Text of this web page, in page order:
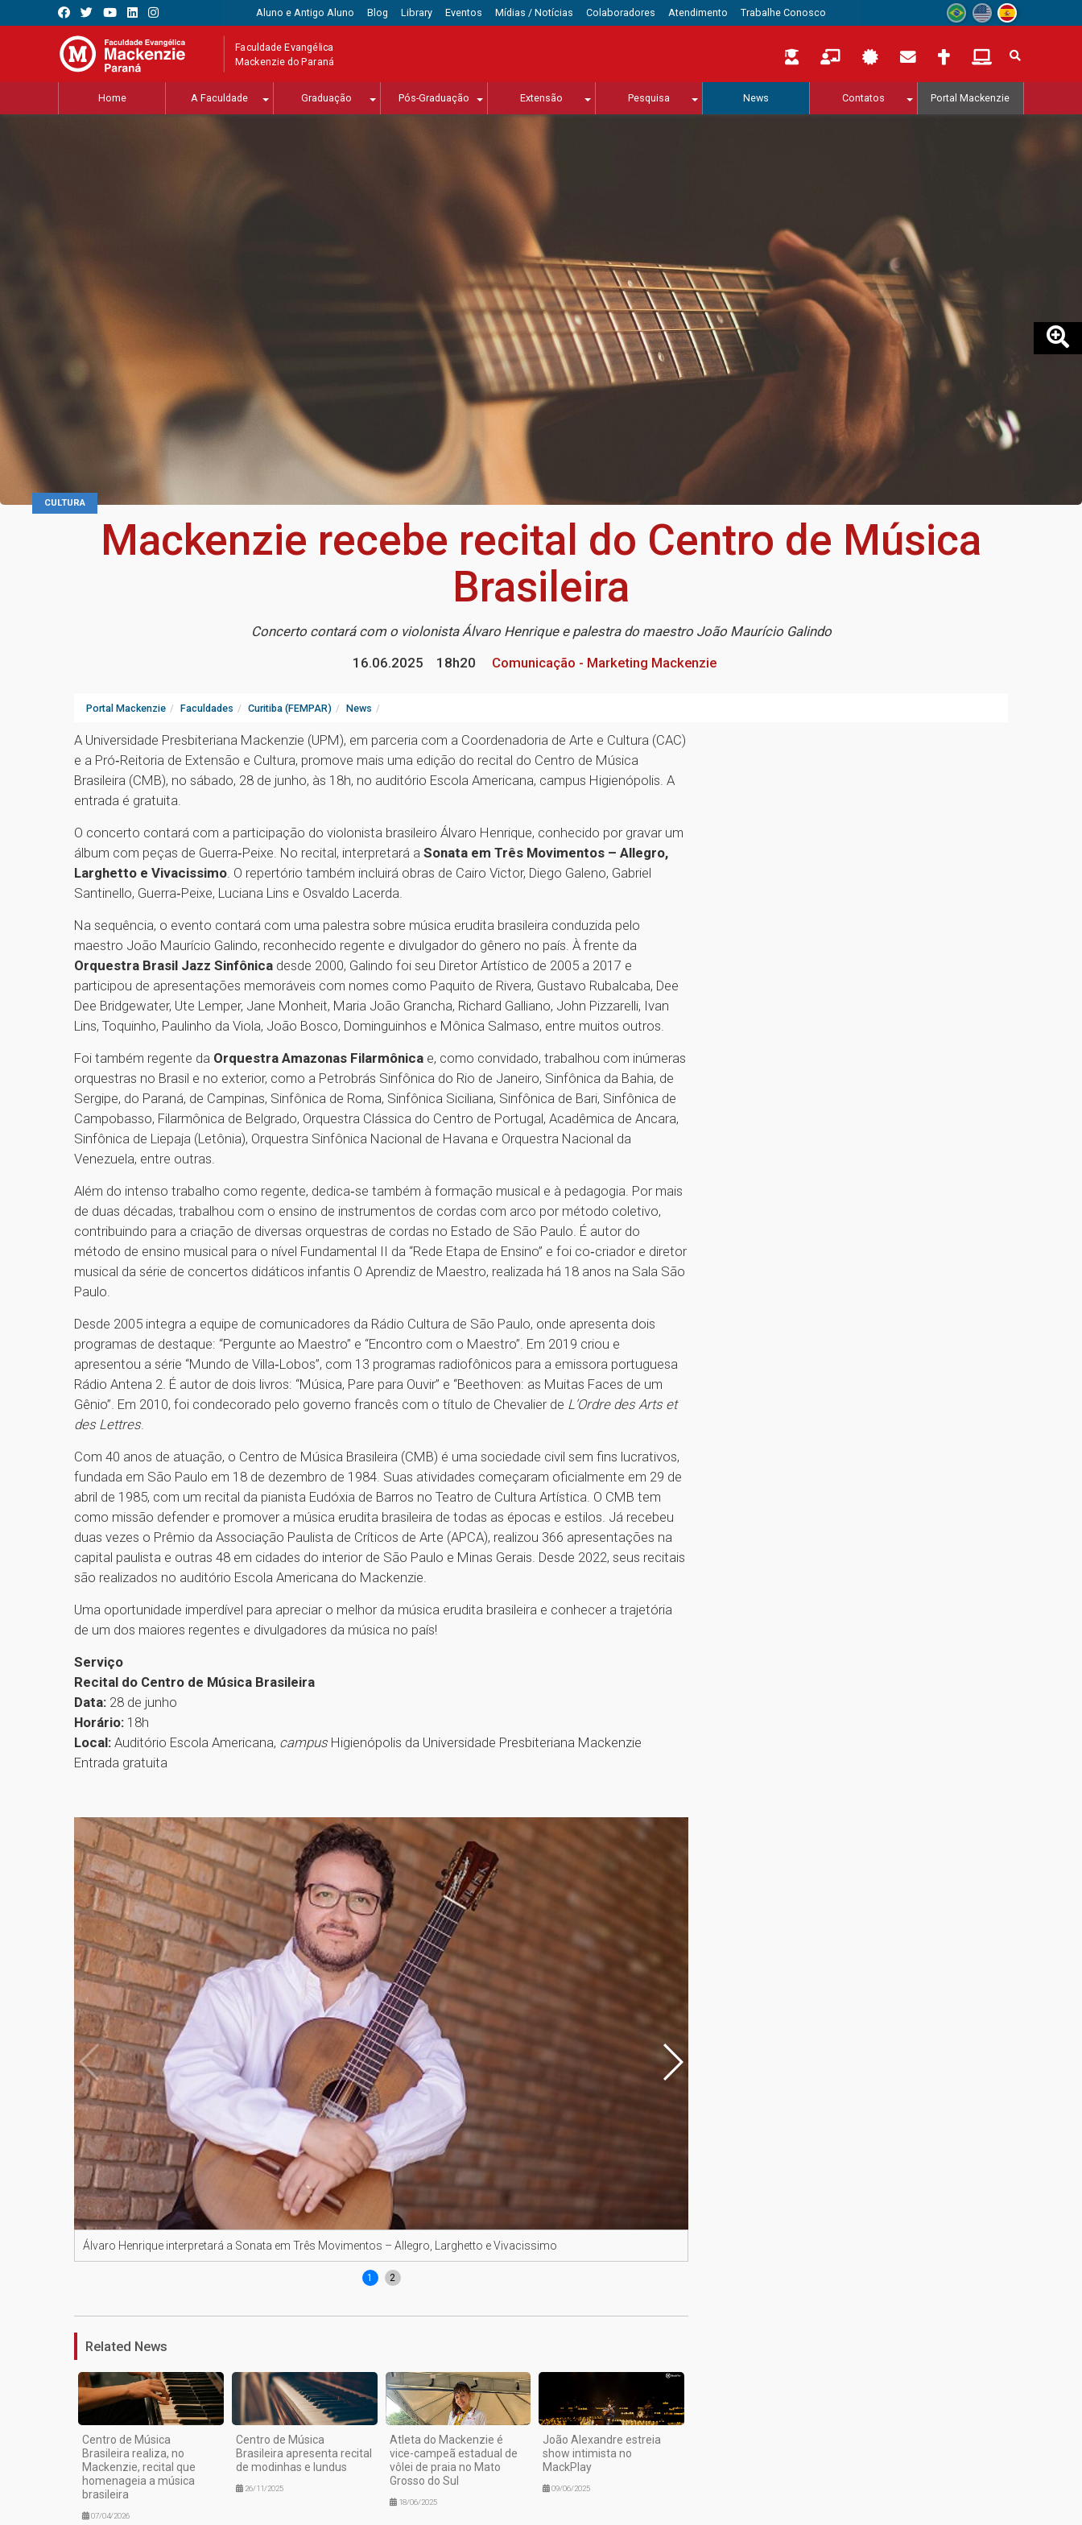
Aluno e Antigo Aluno Blog Library Eventos Mídias / Notícias Colaboradores Atendimento Trabalhe Conosco
Faculdade Evangélica
Mackenzie do Paraná
Home A Faculdade Graduação Pós-Graduação Extensão Pesquisa News Contatos Portal Mackenzie
CULTURA
Mackenzie recebe recital do Centro de Música
Brasileira
Concerto contará com o violonista Álvaro Henrique e palestra do maestro João Maurício Galindo
16.06.2025
18h20 Comunicação - Marketing Mackenzie
Portal Mackenzie Faculdades Curitiba (FEMPAR) News
A Universidade Presbiteriana Mackenzie (UPM), em parceria com a Coordenadoria de Arte e Cultura (CAC)
e a Pró‑Reitoria de Extensão e Cultura, promove mais uma edição do recital do Centro de Música
Brasileira (CMB), no sábado, 28 de junho, às 18h, no auditório Escola Americana, campus Higienópolis. A
entrada é gratuita.
O concerto contará com a participação do violonista brasileiro Álvaro Henrique, conhecido por gravar um
álbum com peças de Guerra‑Peixe. No recital, interpretará a Sonata em Três Movimentos – Allegro,
Larghetto e Vivacissimo. O repertório também incluirá obras de Cairo Victor, Diego Galeno, Gabriel
Santinello, Guerra‑Peixe, Luciana Lins e Osvaldo Lacerda.
Na sequência, o evento contará com uma palestra sobre música erudita brasileira conduzida pelo
maestro João Maurício Galindo, reconhecido regente e divulgador do gênero no país. À frente da
Orquestra Brasil Jazz Sinfônica desde 2000, Galindo foi seu Diretor Artístico de 2005 a 2017 e
participou de apresentações memoráveis com nomes como Paquito de Rivera, Gustavo Rubalcaba, Dee
Dee Bridgewater, Ute Lemper, Jane Monheit, Maria João Grancha, Richard Galliano, John Pizzarelli, Ivan
Lins, Toquinho, Paulinho da Viola, João Bosco, Dominguinhos e Mônica Salmaso, entre muitos outros.
Foi também regente da Orquestra Amazonas Filarmônica e, como convidado, trabalhou com inúmeras
orquestras no Brasil e no exterior, como a Petrobrás Sinfônica do Rio de Janeiro, Sinfônica da Bahia, de
Sergipe, do Paraná, de Campinas, Sinfônica de Roma, Sinfônica Siciliana, Sinfônica de Bari, Sinfônica de
Campobasso, Filarmônica de Belgrado, Orquestra Clássica do Centro de Portugal, Acadêmica de Ancara,
Sinfônica de Liepaja (Letônia), Orquestra Sinfônica Nacional de Havana e Orquestra Nacional da
Venezuela, entre outras.
Além do intenso trabalho como regente, dedica‑se também à formação musical e à pedagogia. Por mais
de duas décadas, trabalhou com o ensino de instrumentos de cordas com arco por método coletivo,
contribuindo para a criação de diversas orquestras de cordas no Estado de São Paulo. É autor do
método de ensino musical para o nível Fundamental II da “Rede Etapa de Ensino” e foi co‑criador e diretor
musical da série de concertos didáticos infantis O Aprendiz de Maestro, realizada há 18 anos na Sala São
Paulo.
Desde 2005 integra a equipe de comunicadores da Rádio Cultura de São Paulo, onde apresenta dois
programas de destaque: “Pergunte ao Maestro” e “Encontro com o Maestro”. Em 2019 criou e
apresentou a série “Mundo de Villa‑Lobos”, com 13 programas radiofônicos para a emissora portuguesa
Rádio Antena 2. É autor de dois livros: “Música, Pare para Ouvir” e “Beethoven: as Muitas Faces de um
Gênio”. Em 2010, foi condecorado pelo governo francês com o título de Chevalier de L’Ordre des Arts et
des Lettres.
Com 40 anos de atuação, o Centro de Música Brasileira (CMB) é uma sociedade civil sem fins lucrativos,
fundada em São Paulo em 18 de dezembro de 1984. Suas atividades começaram oficialmente em 29 de
abril de 1985, com um recital da pianista Eudóxia de Barros no Teatro de Cultura Artística. O CMB tem
como missão defender e promover a música erudita brasileira de todas as épocas e estilos. Já recebeu
duas vezes o Prêmio da Associação Paulista de Críticos de Arte (APCA), realizou 366 apresentações na
capital paulista e outras 48 em cidades do interior de São Paulo e Minas Gerais. Desde 2022, seus recitais
são realizados no auditório Escola Americana do Mackenzie.
Uma oportunidade imperdível para apreciar o melhor da música erudita brasileira e conhecer a trajetória
de um dos maiores regentes e divulgadores da música no país!
Serviço
Recital do Centro de Música Brasileira
Data: 28 de junho
Horário: 18h
Local: Auditório Escola Americana, campus Higienópolis da Universidade Presbiteriana Mackenzie
Entrada gratuita
Álvaro Henrique interpretará a Sonata em Três Movimentos – Allegro, Larghetto e Vivacissimo
1 2
Related News
Centro de Música
Brasileira realiza, no
Mackenzie, recital que
homenageia a música
brasileira
07/04/2026
Centro de Música
Brasileira apresenta recital
de modinhas e lundus
26/11/2025
Atleta do Mackenzie é
vice-campeã estadual de
vôlei de praia no Mato
Grosso do Sul
18/06/2025
João Alexandre estreia
show intimista no
MackPlay
09/06/2025